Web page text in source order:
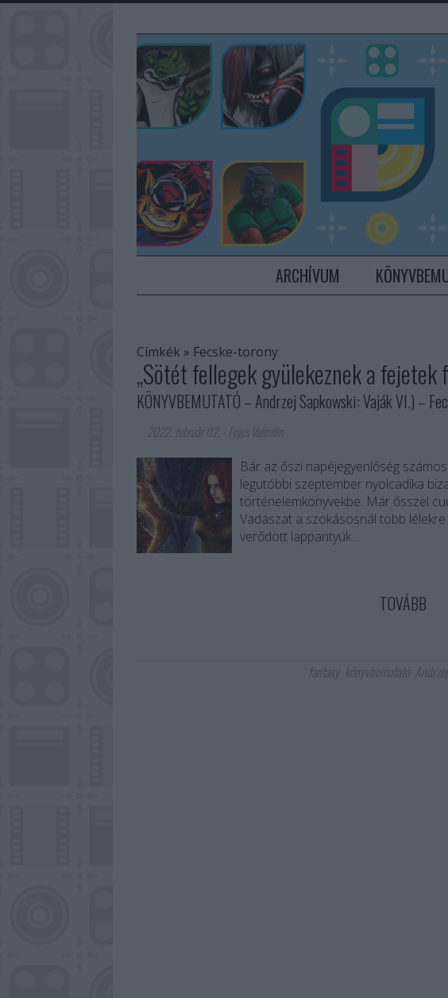
ARCHÍVUM
Címkék » Fecske-torony
„Sötét fellegek gyülekeznek a fejetek
KÖNYVBEMUTATÓ – Andrzej Sapkowski: Vaják VI.) –
2022. február 02.
Fejes Valentin
Bár az őszi napéjegyenlőség
legutóbbi szeptember nyolcadika
történelemkönyvekbe. Már ősszel
Vadászat a szokásosnál több
verődött lappantyúk…
TOVÁBB
fantasy könyvbemutató